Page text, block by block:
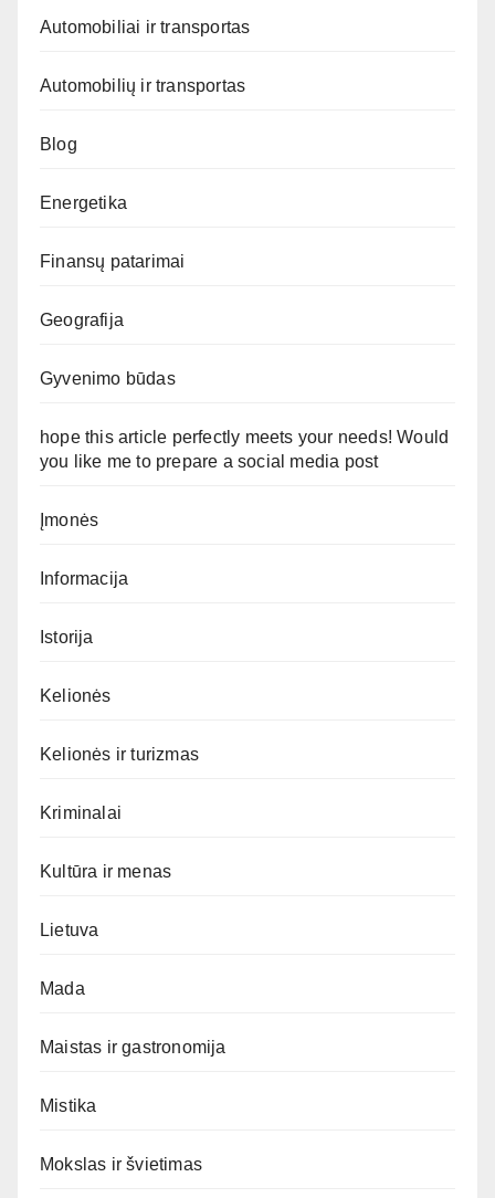
Automobiliai ir transportas
Automobilių ir transportas
Blog
Energetika
Finansų patarimai
Geografija
Gyvenimo būdas
hope this article perfectly meets your needs! Would
you like me to prepare a social media post
Įmonės
Informacija
Istorija
Kelionės
Kelionės ir turizmas
Kriminalai
Kultūra ir menas
Lietuva
Mada
Maistas ir gastronomija
Mistika
Mokslas ir švietimas